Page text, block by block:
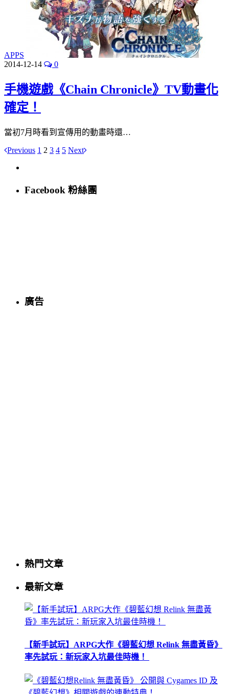
APPS
2014-12-14
0
手機遊戲《Chain Chronicle》TV動畫化
確定！
當初7月時看到宣傳用的動畫時還…
Previous 1 2 3 4 5 Next
Facebook 粉絲團
廣告
熱門文章
最新文章
【新手試玩】ARPG大作《碧藍幻想 Relink 無盡黃昏》
率先試玩：新玩家入坑最佳時機！